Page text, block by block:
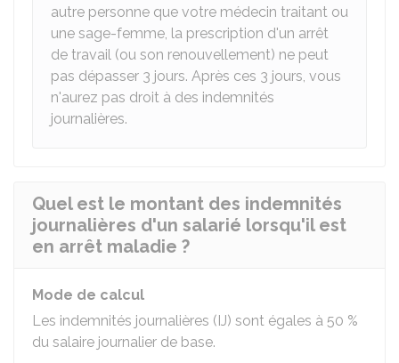
autre personne que votre médecin traitant ou
une sage-femme, la prescription d'un arrêt
de travail (ou son renouvellement) ne peut
pas dépasser 3 jours. Après ces 3 jours, vous
n'aurez pas droit à des indemnités
journalières.
Quel est le montant des indemnités
journalières d'un salarié lorsqu'il est
en arrêt maladie ?
Mode de calcul
Les indemnités journalières (IJ) sont égales à 50 %
du salaire journalier de base.